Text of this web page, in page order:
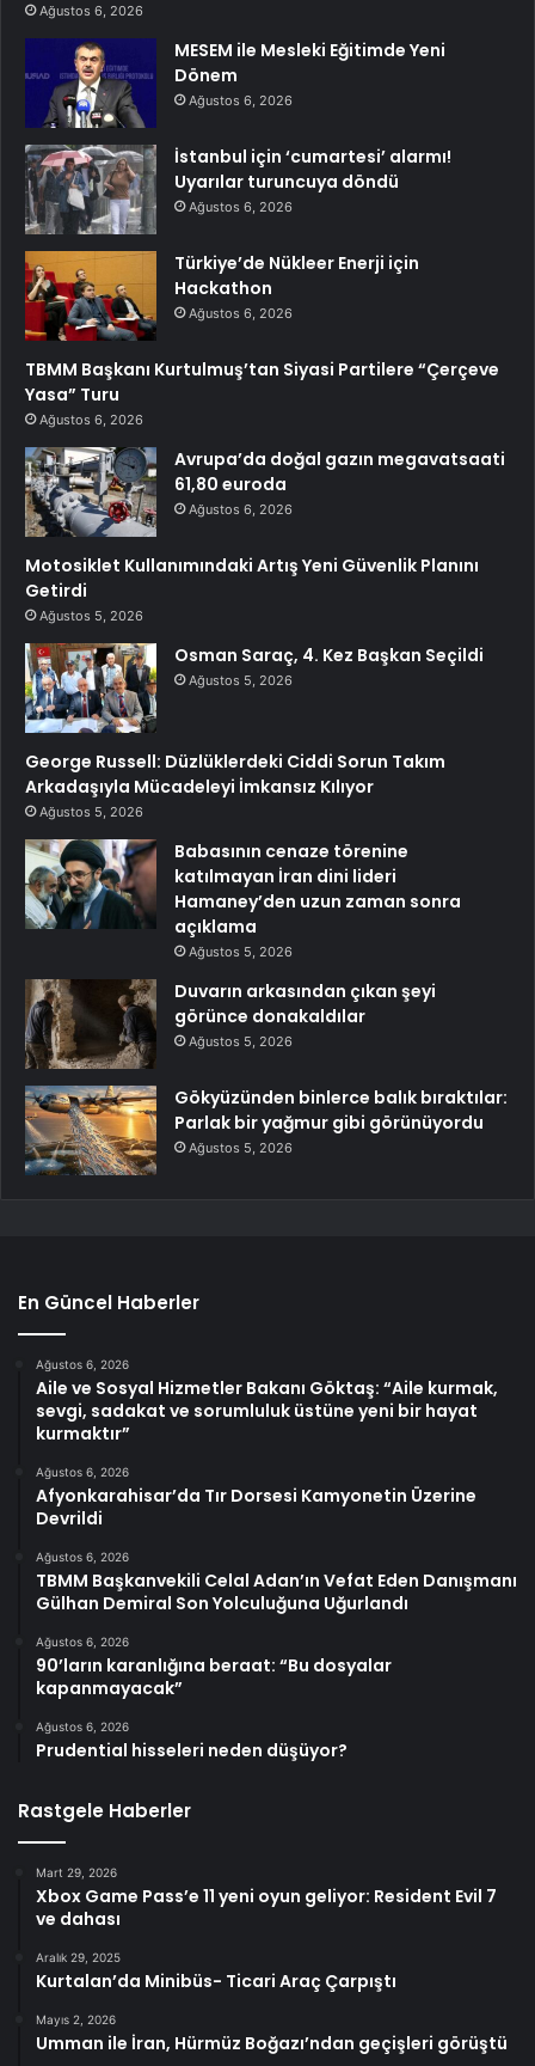
Ağustos 6, 2026
MESEM ile Mesleki Eğitimde Yeni
Dönem
Ağustos 6, 2026
İstanbul için ‘cumartesi’ alarmı!
Uyarılar turuncuya döndü
Ağustos 6, 2026
Türkiye’de Nükleer Enerji için
Hackathon
Ağustos 6, 2026
TBMM Başkanı Kurtulmuş’tan Siyasi Partilere “Çerçeve
Yasa” Turu
Ağustos 6, 2026
Avrupa’da doğal gazın megavatsaati
61,80 euroda
Ağustos 6, 2026
Motosiklet Kullanımındaki Artış Yeni Güvenlik Planını
Getirdi
Ağustos 5, 2026
Osman Saraç, 4. Kez Başkan Seçildi
Ağustos 5, 2026
George Russell: Düzlüklerdeki Ciddi Sorun Takım
Arkadaşıyla Mücadeleyi İmkansız Kılıyor
Ağustos 5, 2026
Babasının cenaze törenine
katılmayan İran dini lideri
Hamaney’den uzun zaman sonra
açıklama
Ağustos 5, 2026
Duvarın arkasından çıkan şeyi
görünce donakaldılar
Ağustos 5, 2026
Gökyüzünden binlerce balık bıraktılar:
Parlak bir yağmur gibi görünüyordu
Ağustos 5, 2026
En Güncel Haberler
Ağustos 6, 2026
Aile ve Sosyal Hizmetler Bakanı Göktaş: “Aile kurmak,
sevgi, sadakat ve sorumluluk üstüne yeni bir hayat
kurmaktır”
Ağustos 6, 2026
Afyonkarahisar’da Tır Dorsesi Kamyonetin Üzerine
Devrildi
Ağustos 6, 2026
TBMM Başkanvekili Celal Adan’ın Vefat Eden Danışmanı
Gülhan Demiral Son Yolculuğuna Uğurlandı
Ağustos 6, 2026
90’ların karanlığına beraat: “Bu dosyalar
kapanmayacak”
Ağustos 6, 2026
Prudential hisseleri neden düşüyor?
Rastgele Haberler
Mart 29, 2026
Xbox Game Pass’e 11 yeni oyun geliyor: Resident Evil 7
ve dahası
Aralık 29, 2025
Kurtalan’da Minibüs- Ticari Araç Çarpıştı
Mayıs 2, 2026
Umman ile İran, Hürmüz Boğazı’ndan geçişleri görüştü